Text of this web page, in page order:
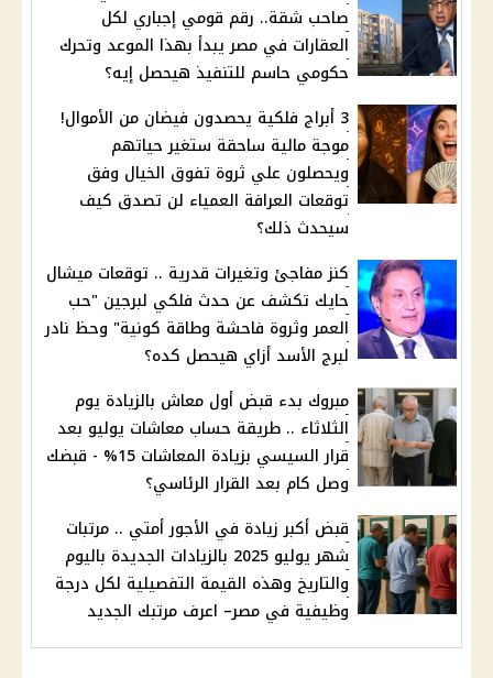
صاحب شقة.. رقم قومي إجباري لكل
العقارات في مصر يبدأ بهذا الموعد وتحرك
حكومي حاسم للتنفيذ هيحصل إيه؟
3 أبراج فلكية يحصدون فيضان من الأموال!
موجة مالية ساحقة ستغير حياتهم
ويحصلون علي ثروة تفوق الخيال وفق
توقعات العرافة العمياء لن تصدق كيف
سيحدث ذلك؟
كنز مفاجئ وتغيرات قدرية .. توقعات ميشال
حايك تكشف عن حدث فلكي لبرجين "حب
العمر وثروة فاحشة وطاقة كونية" وحظ نادر
لبرج الأسد أزاي هيحصل كده؟
مبروك بدء قبض أول معاش بالزيادة يوم
الثلاثاء .. طريقة حساب معاشات يوليو بعد
قرار السيسي بزيادة المعاشات 15% - قبضك
وصل كام بعد القرار الرئاسي؟
قبض أكبر زيادة في الأجور أمتي .. مرتبات
شهر يوليو 2025 بالزيادات الجديدة باليوم
والتاريخ وهذه القيمة التفصيلية لكل درجة
وظيفية في مصر– اعرف مرتبك الجديد